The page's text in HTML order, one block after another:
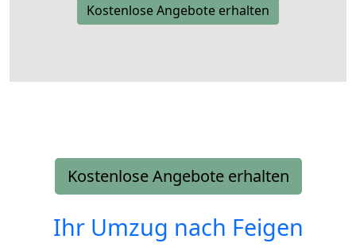
Kostenlose Angebote erhalten
Kostenlose Angebote erhalten
Ihr Umzug nach Feigen